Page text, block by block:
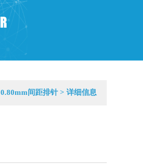
0.80mm间距排针> 详细信息